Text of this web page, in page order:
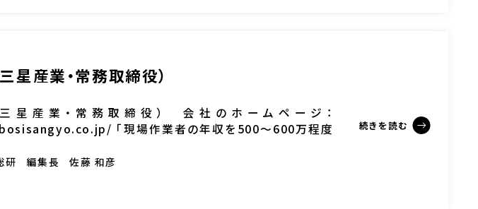
星産業・常務取締役）
星産業・常務取締役） 会社のホームページ：
「現場作業者の年収を500～600万程度
研 編集長 佐藤 和彦
続きを読む